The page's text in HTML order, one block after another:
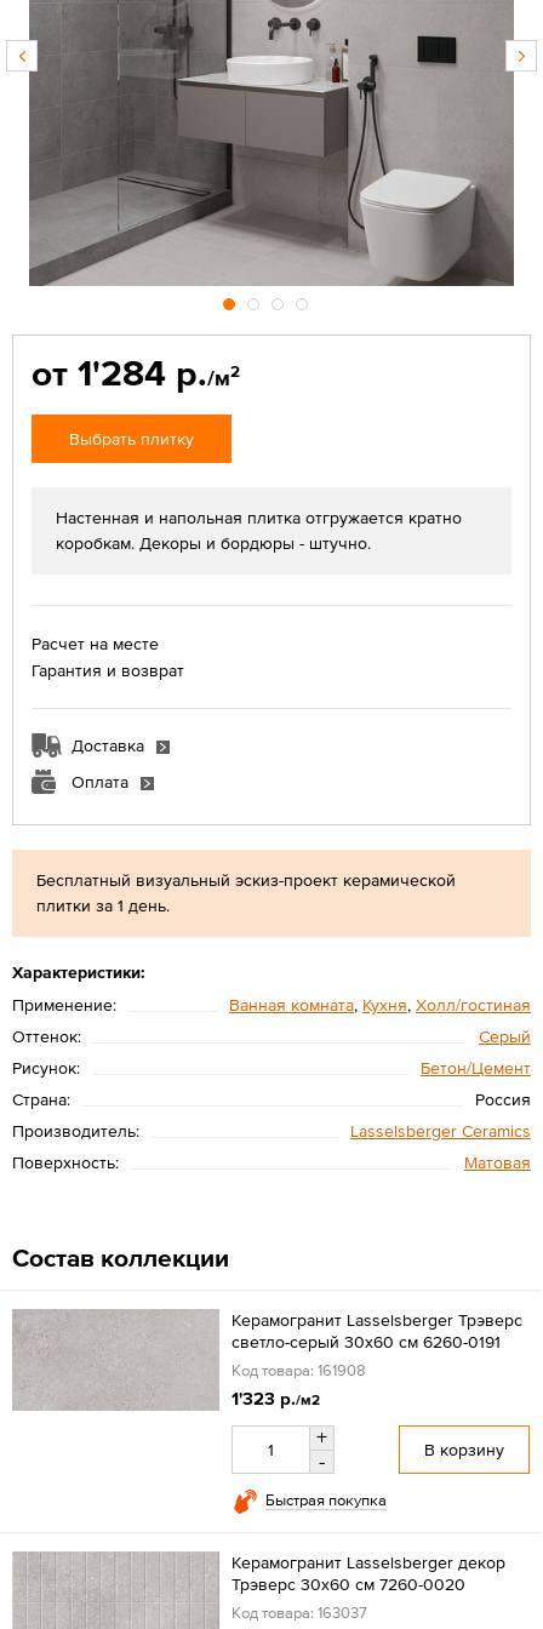
Бесплатный визуальный эскиз-проект керамической
плитки за 1 день.
Характеристики:
Применение:
Ванная комната, Кухня, Холл/гостиная
Оттенок:
Серый
Рисунок:
Бетон/Цемент
Страна:
Россия
Производитель:
Lasselsberger Ceramics
Поверхность:
Матовая
от 1'284 р./м2
Выбрать плитку
Настенная и напольная плитка отгружается кратно
коробкам. Декоры и бордюры - штучно.
Расчет на месте
Гарантия и возврат
Доставка
Оплата
Состав коллекции
Керамогранит Lasselsberger Трэверс
светло-серый 30x60 см 6260-0191
Код товара: 161908
1'323 р./м2
+
-
В корзину
Быстрая покупка
Керамогранит Lasselsberger декор
Трэверс 30x60 см 7260-0020
Код товара: 163037